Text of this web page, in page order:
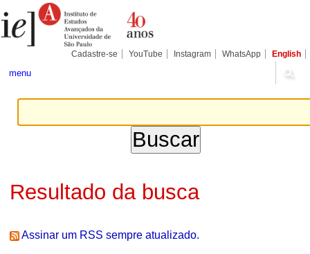
para
conteúdo.
Pessoais
Cadastre-se YouTube Instagram WhatsApp English
menu
Resultado da busca
Assinar um RSS sempre atualizado.